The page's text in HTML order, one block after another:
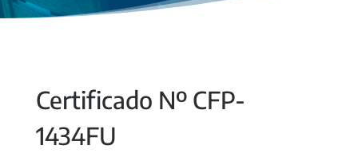
Certificado Nº CFP-
1434FU